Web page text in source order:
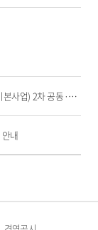
2026년도 KRISS 기관목적사업(기본사업) 2차 공동·위탁연구과제 재공모
내